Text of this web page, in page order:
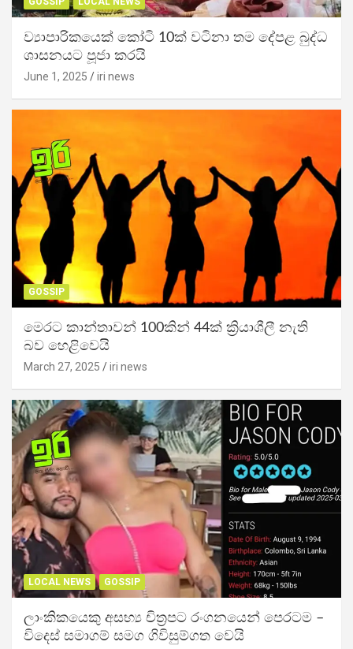
ව්‍යාපාරිකයෙක් කෝටි 10ක් වටිනා තම දේපළ බුද්ධ
ශාසනයට පූජා කරයි
June 1, 2025 iri news
GOSSIP
මෙරට කාන්තාවන් 100කින් 44ක් ක්‍රියාශීලී නැති
බව හෙළිවෙයි
March 27, 2025 iri news
LOCAL NEWS GOSSIP
ලාංකිකයෙකු අසභ්‍ය චිත්‍රපට රංගනයෙන් පෙරටම –
විදෙස් සමාගම් සමග ගිවිසුම්ගත වෙයි